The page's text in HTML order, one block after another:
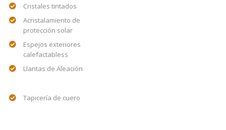
Cristales tintados
Acristalamiento de
protección solar
Espejos exteriores
calefactabless
Llantas de Aleación
Tapicería de cuero